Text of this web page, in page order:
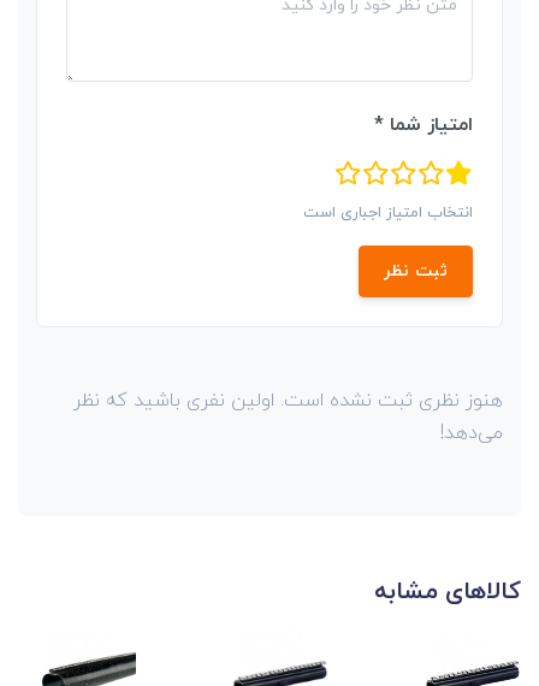
امتیاز شما *
انتخاب امتیاز اجباری است
ثبت نظر
هنوز نظری ثبت نشده است. اولین نفری باشید که نظر
می‌دهد!
کالاهای مشابه